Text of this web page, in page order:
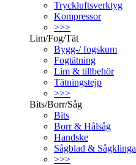
Tryckluftsverktyg
Kompressor
>>>
Lim/Fog/Tät
Bygg-/ fogskum
Fogtätning
Lim & tillbehör
Tätningstejp
>>>
Bits/Borr/Såg
Bits
Borr & Hålsåg
Handske
Sågblad & Sågklinga
>>>